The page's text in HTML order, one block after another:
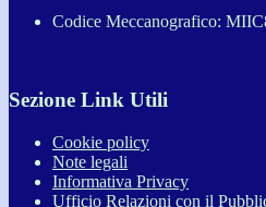
Codice Meccanografico:
Sezione Link Utili
Cookie policy
Note legali
Informativa Privacy
Ufficio Relazioni con il